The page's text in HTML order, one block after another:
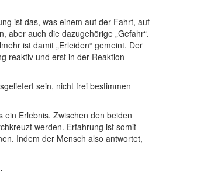
ist das, was einem auf der Fahrt, auf
aber auch die dazugehörige „Gefahr“.
ist damit „Erleiden“ gemeint. Der
reaktiv und erst in der Reaktion
sein, nicht frei bestimmen
ein Erlebnis. Zwischen den beiden
werden. Erfahrung ist somit
Indem der Mensch also antwortet,